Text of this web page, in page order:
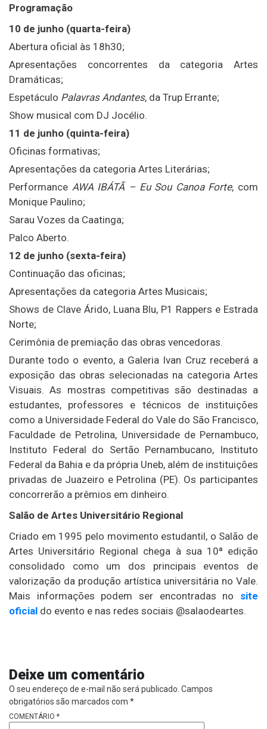
Programação
10 de junho (quarta-feira)
Abertura oficial às 18h30;
Apresentações concorrentes da categoria Artes
Dramáticas;
Espetáculo Palavras Andantes, da Trup Errante;
Show musical com DJ Jocélio.
11 de junho (quinta-feira)
Oficinas formativas;
Apresentações da categoria Artes Literárias;
Performance AWA IBÁTÃ – Eu Sou Canoa Forte, com
Monique Paulino;
Sarau Vozes da Caatinga;
Palco Aberto.
12 de junho (sexta-feira)
Continuação das oficinas;
Apresentações da categoria Artes Musicais;
Shows de Clave Árido, Luana Blu, P1 Rappers e Estrada
Norte;
Cerimônia de premiação das obras vencedoras.
Durante todo o evento, a Galeria Ivan Cruz receberá a
exposição das obras selecionadas na categoria Artes
Visuais. As mostras competitivas são destinadas a
estudantes, professores e técnicos de instituições
como a Universidade Federal do Vale do São Francisco,
Faculdade de Petrolina, Universidade de Pernambuco,
Instituto Federal do Sertão Pernambucano, Instituto
Federal da Bahia e da própria Uneb, além de instituições
privadas de Juazeiro e Petrolina (PE). Os participantes
concorrerão a prêmios em dinheiro.
Salão de Artes Universitário Regional
Criado em 1995 pelo movimento estudantil, o Salão de
Artes Universitário Regional chega à sua 10ª edição
consolidado como um dos principais eventos de
valorização da produção artística universitária no Vale.
Mais informações podem ser encontradas no site
oficial do evento e nas redes sociais @salaodeartes.
Deixe um comentário
O seu endereço de e-mail não será publicado. Campos
obrigatórios são marcados com *
COMENTÁRIO *